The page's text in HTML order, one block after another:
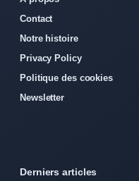
Contact
Notre histoire
Privacy Policy
Politique des cookies
Newsletter
Derniers articles